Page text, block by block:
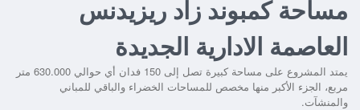
مساحة كمبوند زاد ريزيدنس
العاصمة الادارية الجديدة
يمتد المشروع على مساحة كبيرة تصل إلى 150 فدان أي حوالي 630.000 متر
مربع، الجزء الأكبر منها مخصص للمساحات الخضراء والباقي للمباني
والمنشآت.